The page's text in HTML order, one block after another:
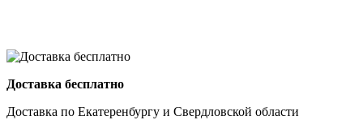
Доставка бесплатно
Доставка по Екатеренбургу и Свердловской области